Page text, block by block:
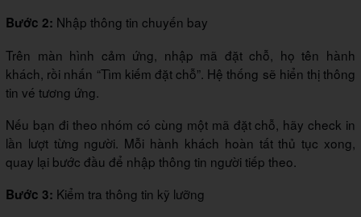
Bước 2: Nhập thông tin chuyến bay
Trên màn hình cảm ứng, nhập mã đặt chỗ, họ tên hành
khách, rồi nhấn “Tìm kiếm đặt chỗ”. Hệ thống sẽ hiển thị thông
tin vé tương ứng.
Nếu bạn đi theo nhóm có cùng một mã đặt chỗ, hãy check in
lần lượt từng người. Mỗi hành khách hoàn tất thủ tục xong,
quay lại bước đầu để nhập thông tin người tiếp theo.
Bước 3: Kiểm tra thông tin kỹ lưỡng